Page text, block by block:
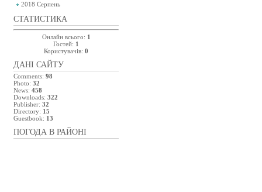
2018 Серпень
СТАТИСТИКА
Онлайн всього: 1
Гостей: 1
Користувачів: 0
ДАНІ САЙТУ
Comments: 98
Photo: 32
News: 458
Downloads: 322
Publisher: 32
Directory: 15
Guestbook: 13
ПОГОДА В РАЙОНІ